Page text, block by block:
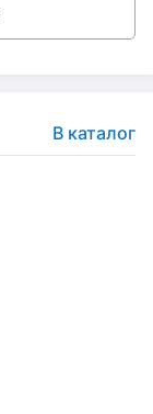
В каталог